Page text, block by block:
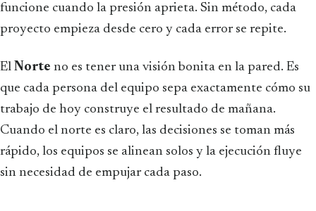
funcione cuando la presión aprieta. Sin método, cada
proyecto empieza desde cero y cada error se repite.
El Norte no es tener una visión bonita en la pared. Es
que cada persona del equipo sepa exactamente cómo su
trabajo de hoy construye el resultado de mañana.
Cuando el norte es claro, las decisiones se toman más
rápido, los equipos se alinean solos y la ejecución fluye
sin necesidad de empujar cada paso.